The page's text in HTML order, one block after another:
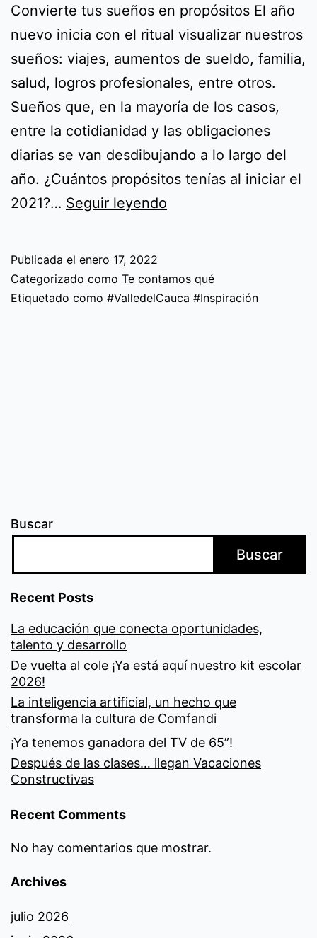
Convierte tus sueños en propósitos El año
nuevo inicia con el ritual visualizar nuestros
sueños: viajes, aumentos de sueldo, familia,
salud, logros profesionales, entre otros.
Sueños que, en la mayoría de los casos,
entre la cotidianidad y las obligaciones
diarias se van desdibujando a lo largo del
año. ¿Cuántos propósitos tenías al iniciar el
2021?… Seguir leyendo
para
cumplir
Publicada el enero 17, 2022
Categorizado como Te contamos qué
Etiquetado como #ValledelCauca #Inspiración
Buscar
Buscar
Recent Posts
La educación que conecta oportunidades,
talento y desarrollo
De vuelta al cole ¡Ya está aquí nuestro kit escolar
2026!
La inteligencia artificial, un hecho que
transforma la cultura de Comfandi
¡Ya tenemos ganadora del TV de 65”!
Después de las clases… llegan Vacaciones
Constructivas
Recent Comments
No hay comentarios que mostrar.
Archives
julio 2026